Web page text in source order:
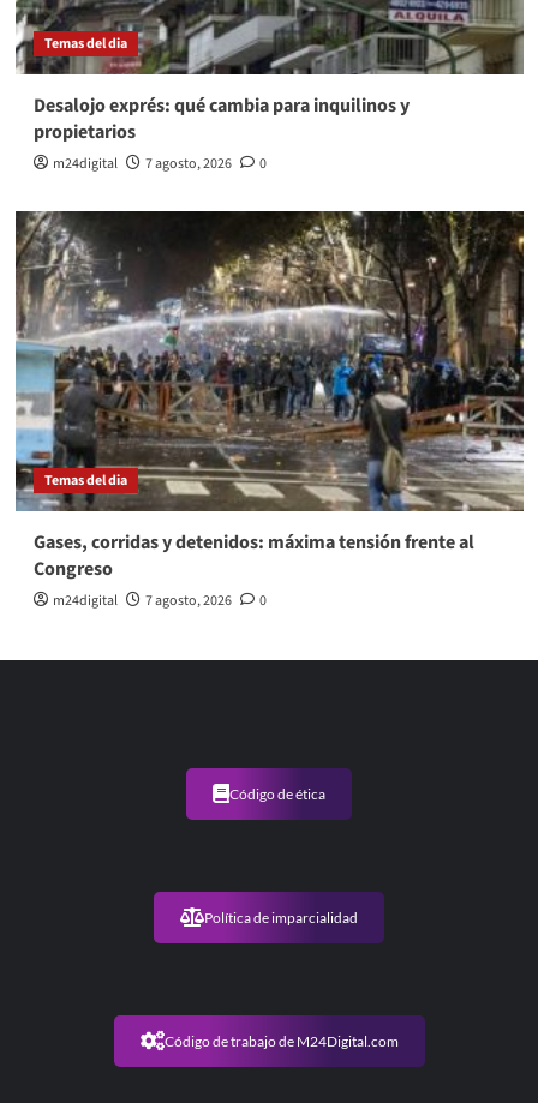
Temas del dia
Desalojo exprés: qué cambia para inquilinos y
propietarios
m24digital 7 agosto, 2026 0
Temas del dia
Gases, corridas y detenidos: máxima tensión frente al
Congreso
m24digital 7 agosto, 2026 0
Código de ética
Política de imparcialidad
Código de trabajo de M24Digital.com